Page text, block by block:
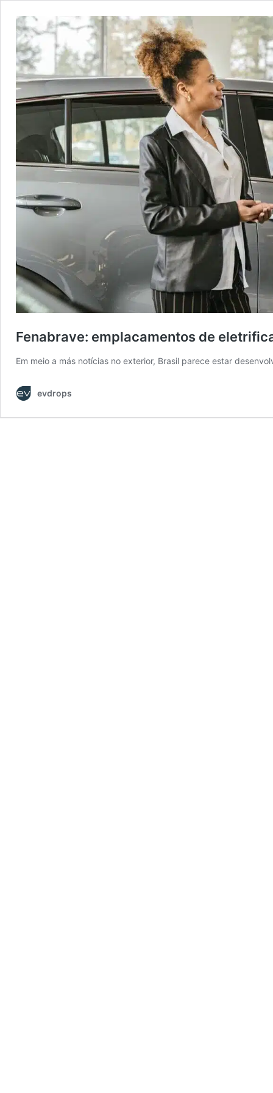
Fenabrave: emplacamentos de
Em meio a más notícias no exterior, Brasil parece estar
evdrops